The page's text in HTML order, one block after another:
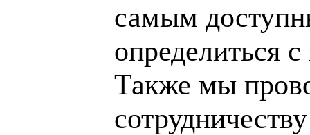
самым
определиться
Также мы